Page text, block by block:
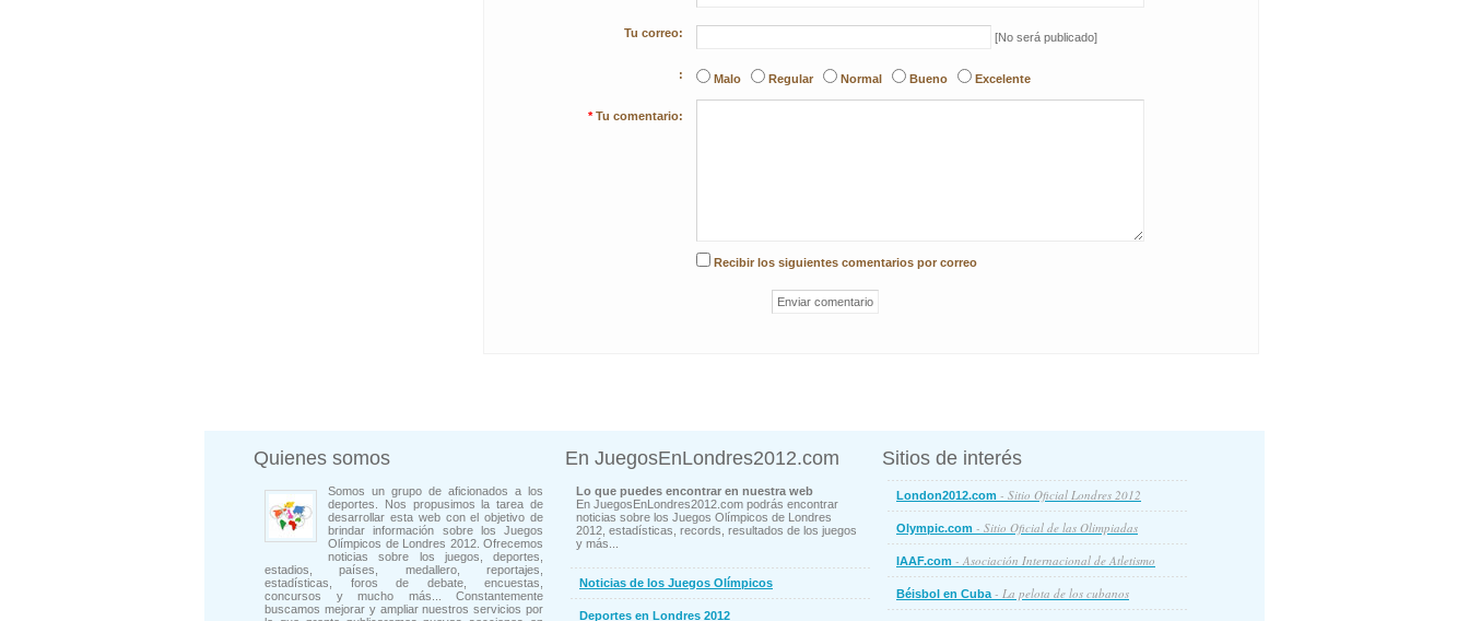
Tu correo: [No será publicado]
: Malo Regular Normal Bueno Excelente
* Tu comentario:
Recibir los siguientes comentarios por correo
Quienes somos
Somos un grupo de aficionados a los
deportes. Nos propusimos la tarea de
desarrollar esta web con el objetivo de
brindar información sobre los Juegos
Olímpicos de Londres 2012. Ofrecemos
noticias sobre los juegos, deportes,
estadios, países, medallero, reportajes,
estadísticas, foros de debate, encuestas,
concursos y mucho más... Constantemente
buscamos mejorar y ampliar nuestros servicios por
En JuegosEnLondres2012.com
Lo que puedes encontrar en nuestra web
En JuegosEnLondres2012.com podrás encontrar
noticias sobre los Juegos Olímpicos de Londres
2012, estadísticas, records, resultados de los juegos
y más...
Noticias de los Juegos Olímpicos
Deportes en Londres 2012
Sitios de interés
London2012.com - Sitio Oficial Londres 2012
Olympic.com - Sitio Oficial de las Olimpiadas
IAAF.com - Asociación Internacional de Atletismo
Béisbol en Cuba- La pelota de los cubanos